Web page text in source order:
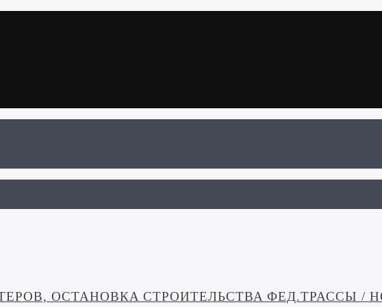
ОСТАНОВКА СТРОИТЕЛЬСТВА ФЕД.ТРАССЫ /